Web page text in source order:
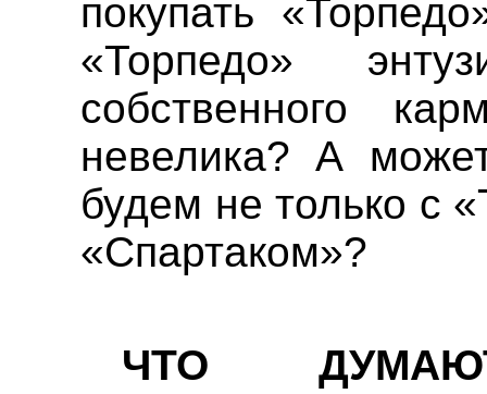
покупать
«Торпедо»
собственного
невелика? А
будем не только с
«Спартаком»?
ЧТО